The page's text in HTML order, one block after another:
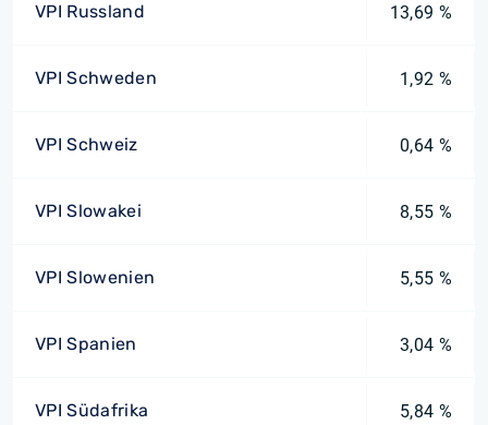
VPI Russland 13,69 %
VPI Schweden 1,92 %
VPI Schweiz 0,64 %
VPI Slowakei 8,55 %
VPI Slowenien 5,55 %
VPI Spanien 3,04 %
VPI Südafrika 5,84 %